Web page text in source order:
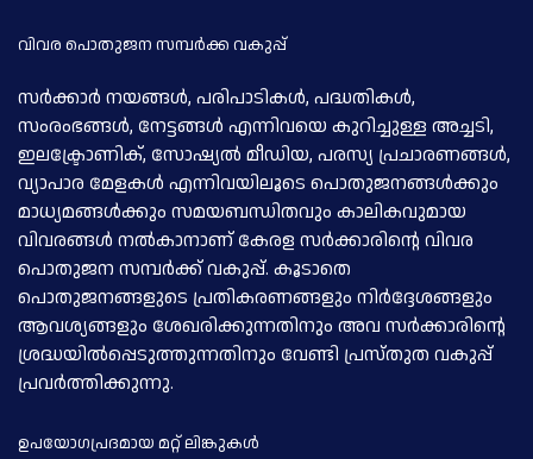
വിവര പൊതുജന സമ്പര്‍ക്ക വകുപ്പ്
സര്‍ക്കാര്‍ നയങ്ങള്‍, പരിപാടികള്‍, പദ്ധതികള്‍,
സംരംഭങ്ങള്‍, നേട്ടങ്ങള്‍ എന്നിവയെ കുറിച്ചുള്ള അച്ചടി,
ഇലക്ട്രോണിക്, സോഷ്യല്‍ മീഡിയ, പരസ്യ പ്രചാരണങ്ങള്‍,
വ്യാപാര മേളകള്‍ എന്നിവയിലൂടെ പൊതുജനങ്ങള്‍ക്കും
മാധ്യമങ്ങള്‍ക്കും സമയബന്ധിതവും കാലികവുമായ
വിവരങ്ങള്‍ നല്‍കാനാണ് കേരള സര്‍ക്കാരിന്റെ വിവര
പൊതുജന സമ്പര്‍ക്ക് വകുപ്പ്. കൂടാതെ
പൊതുജനങ്ങളുടെ പ്രതികരണങ്ങളും നിര്‍ദ്ദേശങ്ങളും
ആവശ്യങ്ങളും ശേഖരിക്കുന്നതിനും അവ സര്‍ക്കാരിന്റെ
ശ്രദ്ധയില്‍പ്പെടുത്തുന്നതിനും വേണ്ടി പ്രസ്തുത വകുപ്പ്
പ്രവര്‍ത്തിക്കുന്നു.
ഉപയോഗപ്രദമായ മറ്റ് ലിങ്കുകള്‍